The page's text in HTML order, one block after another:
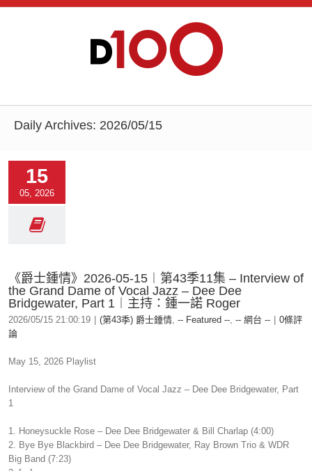
Daily Archives: 2026/05/15
15
05, 2026
《爵士鍾情》2026-05-15︱第43季11集 – Interview of
the Grand Dame of Vocal Jazz – Dee Dee
Bridgewater, Part 1︱主持：鍾一諾 Roger
2026/05/15 21:00:19 (第43季) 爵士鍾情, -- Featured --, -- 網台 --
0條評
論
May 15, 2026 Playlist
Interview of the Grand Dame of Vocal Jazz – Dee Dee Bridgewater, Part
1
1. Honeysuckle Rose – Dee Dee Bridgewater & Bill Charlap (4:00)
2. Bye Bye Blackbird – Dee Dee Bridgewater, Ray Brown Trio & WDR
Big Band (7:23)